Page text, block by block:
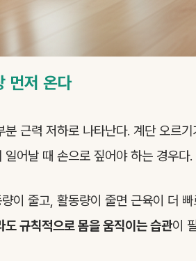
먼저 온다
분 근력 저하로 나타난다. 계단 오르
일어날 때 손으로 짚어야 하는 경우다.
이 줄고, 활동량이 줄면 근육이 더
규칙적으로 몸을 움직이는 습관이